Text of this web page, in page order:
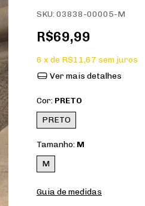
SKU: 03838-00005-M
R$69,99
6 x de R$11,67 sem juros
Ver mais detalhes
Cor: PRETO
PRETO
Tamanho: M
M
Guia de medidas